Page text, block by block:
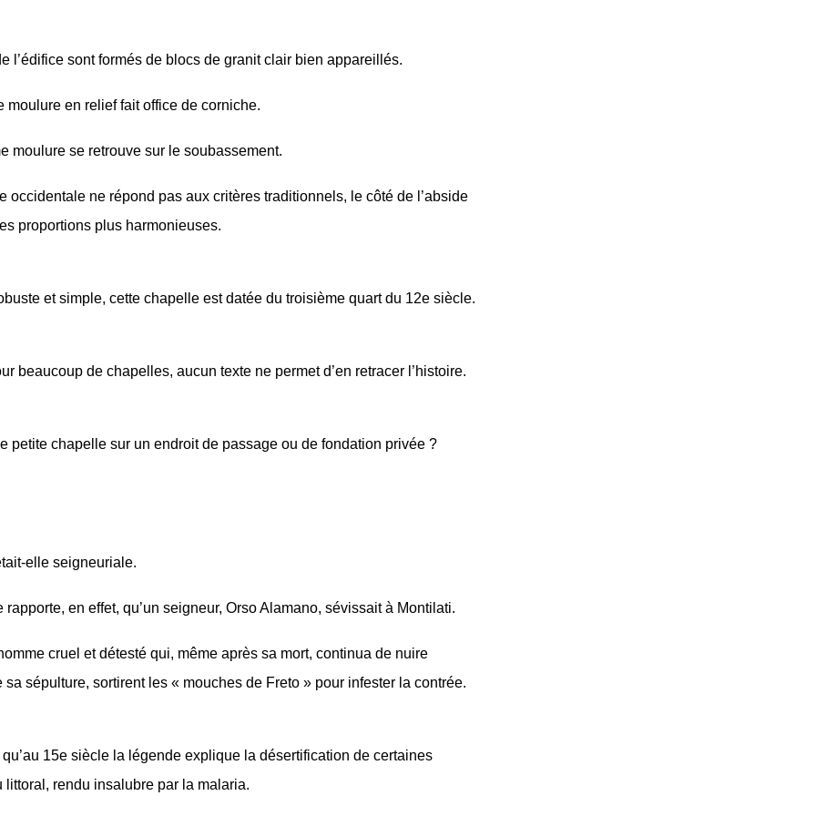
l’édifice sont formés de blocs de granit clair bien appareillés.
moulure en relief fait office de corniche.
moulure se retrouve sur le soubassement.
occidentale ne répond pas aux critères traditionnels, le côté de l’abside
proportions plus harmonieuses.
et simple, cette chapelle est datée du troisième quart du 12e siècle.
beaucoup de chapelles, aucun texte ne permet d’en retracer l’histoire.
petite chapelle sur un endroit de passage ou de fondation privée ?
elle seigneuriale.
rapporte, en effet, qu’un seigneur, Orso Alamano, sévissait à Montilati.
cruel et détesté qui, même après sa mort, continua de nuire
sa sépulture, sortirent les « mouches de Freto » pour infester la contrée.
qu’au 15e siècle la légende explique la désertification de certaines
littoral, rendu insalubre par la malaria.